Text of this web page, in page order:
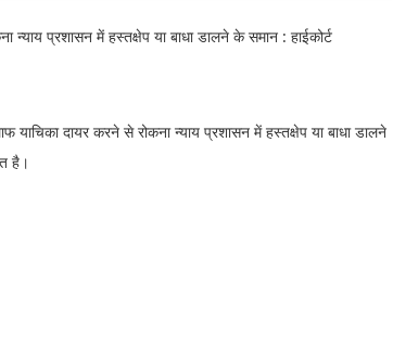
प्रशासन में हस्तक्षेप या बाधा डालने के समान : हाईकोर्ट
दायर करने से रोकना न्याय प्रशासन में हस्तक्षेप या बाधा डालने
है।